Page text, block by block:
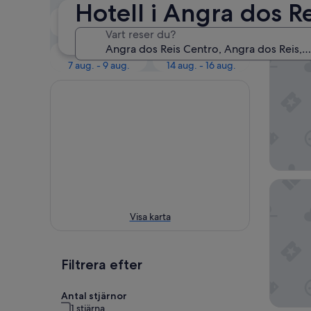
Hotell i Angra dos
Vart reser du?
Ikväll
5 aug. - 6 aug.
Imorgon
6 aug. - 7 aug.
Till helgen
7 aug. - 9 aug.
Nästa helg
14 aug. - 16 aug.
Visa karta
Filtrera efter
Antal stjärnor
1 stjärna
Palace